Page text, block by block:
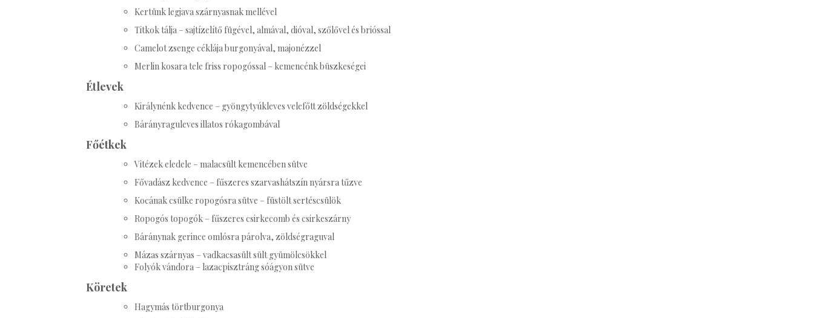
Kertünk legjava szárnyasnak mellével
Titkok tálja – sajtízelítő fügével, almával, dióval, szőlővel és brióssal
Camelot zsenge céklája burgonyával, majonézzel
Merlin kosara tele friss ropogóssal – kemencénk büszkeségei
Étlevek
Királynénk kedvence – gyöngytyúkleves velefőtt zöldségekkel
Bárányraguleves illatos rókagombával
Főétkek
Vitézek eledele – malacsült kemencében sütve
Fővadász kedvence – fűszeres szarvashátszín nyársra tűzve
Kocának csülke ropogósra sütve – füstölt sertéscsülök
Ropogós topogók – fűszeres csirkecomb és csirkeszárny
Báránynak gerince omlósra párolva, zöldségraguval
Mázas szárnyas – vadkacsasült sült gyümölcsökkel
Folyók vándora – lazacpisztráng sóágyon sütve
Köretek
Hagymás törtburgonya